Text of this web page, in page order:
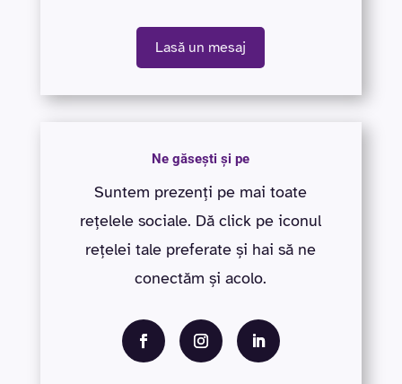
Lasă un mesaj
Ne găsești și pe
Suntem prezenți pe mai toate
rețelele sociale. Dă click pe iconul
rețelei tale preferate și hai să ne
conectăm și acolo.